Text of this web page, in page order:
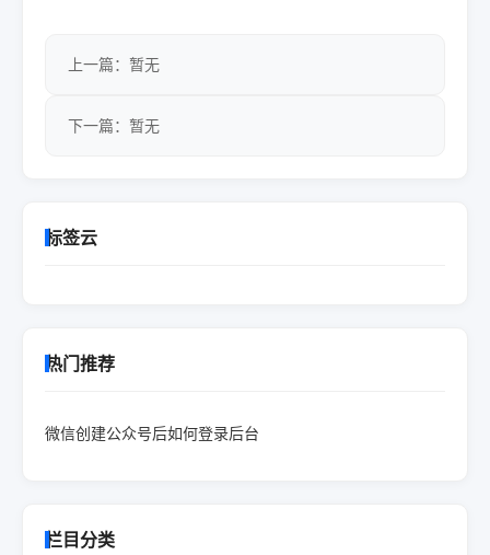
上一篇：暂无
下一篇：暂无
标签云
热门推荐
微信创建公众号后如何登录后台
栏目分类